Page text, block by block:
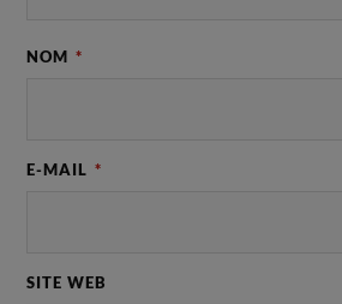
NOM *
E-MAIL *
SITE WEB